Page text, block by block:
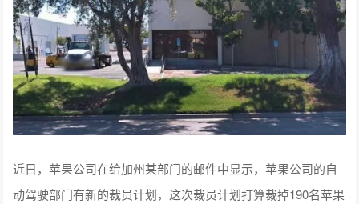
近日，苹果公司在给加州某部门的邮件中显示，苹果公司的自
动驾驶部门有新的裁员计划，这次裁员计划打算裁掉190名苹果